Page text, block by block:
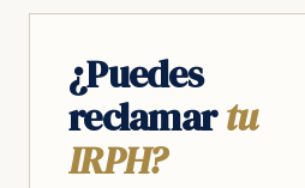
¿Puedes
reclamartu
IRPH?